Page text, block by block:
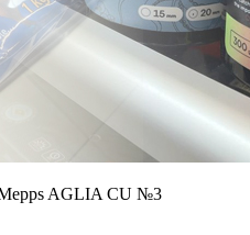
AGLIA CU №3